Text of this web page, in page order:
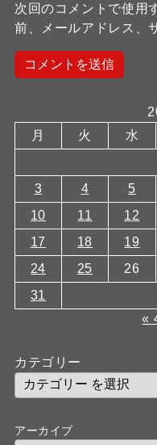
次回のコメントで使用
前、メールアドレス、
月
火 水
3
4 5
10
11 12
17
18 19
24
25 26
31
«
カテゴリー
アーカイブ